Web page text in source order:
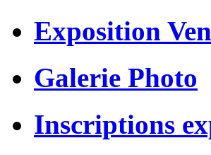
Exposition
Galerie Photo
Inscriptions